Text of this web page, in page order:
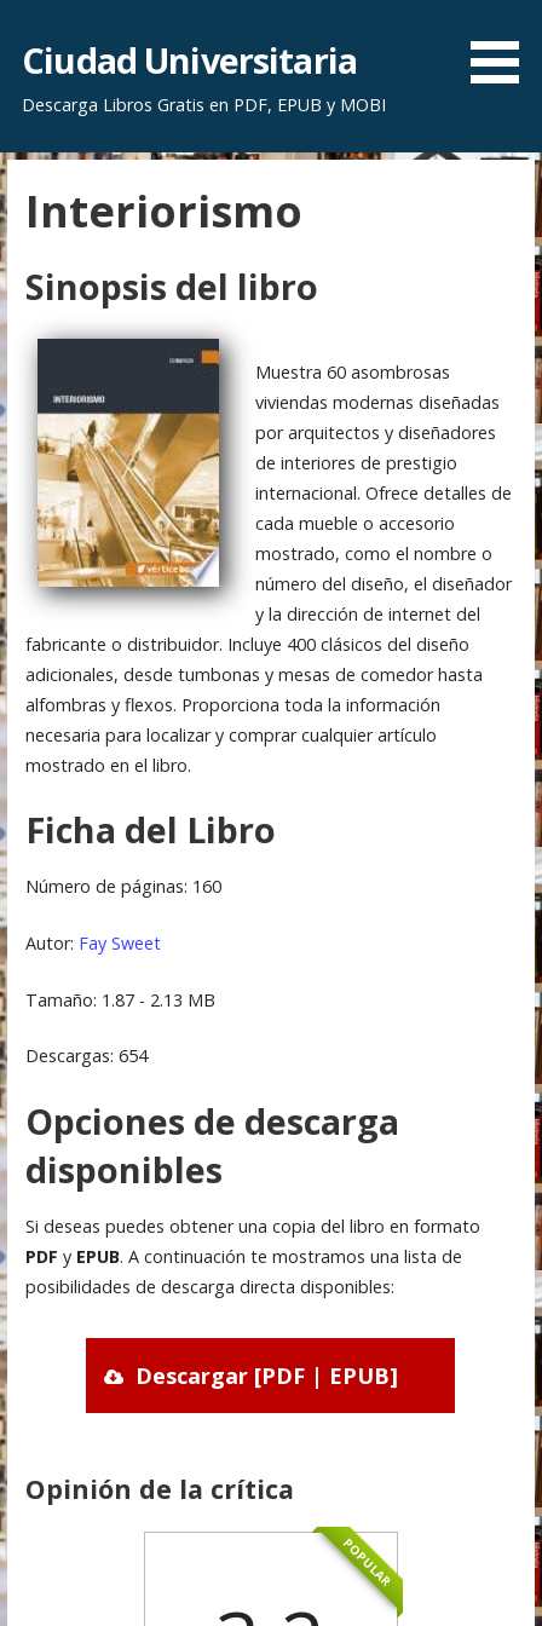
r
a
l
c
o
n
e
n
i
d
o
Ciudad Universitaria
Descarga Libros Gratis en PDF, EPUB y MOBI
Interiorismo
Sinopsis del libro
Muestra 60 asombrosas
viviendas modernas diseñadas
por arquitectos y diseñadores
de interiores de prestigio
internacional. Ofrece detalles de
cada mueble o accesorio
mostrado, como el nombre o
número del diseño, el diseñador
y la dirección de internet del
fabricante o distribuidor. Incluye 400 clásicos del diseño
adicionales, desde tumbonas y mesas de comedor hasta
alfombras y flexos. Proporciona toda la información
necesaria para localizar y comprar cualquier artículo
mostrado en el libro.
Ficha del Libro
Número de páginas: 160
Autor: Fay Sweet
Tamaño: 1.87 - 2.13 MB
Descargas: 654
Opciones de descarga
disponibles
Si deseas puedes obtener una copia del libro en formato
PDF y EPUB. A continuación te mostramos una lista de
posibilidades de descarga directa disponibles:
Descargar [PDF | EPUB]
Opinión de la crítica
POPULAR